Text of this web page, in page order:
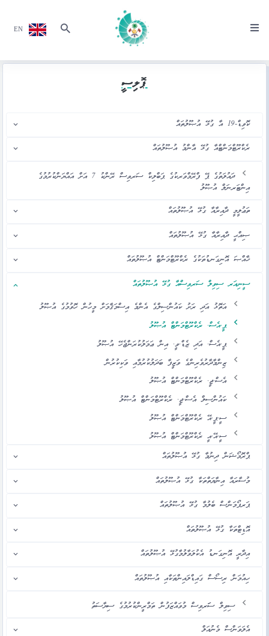
EN
ޕޮލިސީ
ކޮވިޑް-19 އާ ގުޅޭ އުޞޫލުތައް
ރެކްރޫޓްމަންޓްއާ ގުޅޭ އާންމު އުޞޫލުތައް
ދައުލަތުގެ ޕޭ ފްރޭމްވަރކުގެ ޕަބްލިކް ސަރވިސް ރޭންކު 7 އަށް އައްޔަންކުރުމުގެ
އިންޓަރނަލް އުޞޫލު
ތަޢުލީމީ ދާއިރާއާ ގުޅޭ އުޞޫލުތައް
ޞިއްޙީ ދާއިރާއާ ގުޅޭ އުޞޫލުތައް
ޚާއްޞަ އޮނިގަނޑުތަކުގެ ރެކްރޫޓްމަންޓް އުޞޫލުތައް
ސީނިއަރ ސިވިލް ސަރވިސްއާ ގުޅޭ އުޞޫލުތައް
އަތޮޅު އަދި ރަށު ކައުންސިލްގެ އެންމެ އިސްމަޤާމަށް މީހުން ހޮވުމުގެ އުޞޫލު
ޕީ.އެސް. ރެކްރޫޓްމަންޓް އުޞޫލު
ޕީ.އެސް. އަދި ޒެޑް.ވީ. އިން ޢަމަލުކުރަންޖެހޭ އުޞޫލު
ޒިންމާދާރުވެރިންގެ ވަޒީފާ ބަދަލުކުރުމާއި ވަކިކުރުން
އެސް.ޖީ. ރެކްރޫޓްމަންޓް އުޞޫލު
ކައުންސިލް އެސް.ޖީ. ރެކްރޫޓްމަންޓް އުޞޫލު
ސީ.ޕީ.އޭ ރެކްރޫޓްމަންޓް އުޞޫލު
ސީ.އޭ.އީ ރެކްރޫޓްމަންޓް އުޞޫލު
ޕްރޮމޯޝަން ދިނުމާ ގުޅޭ އުޞޫލުތައް
މުސާރައާ އިނާޔަތްތަކާ ގުޅޭ އުޞޫލުތައް
ޕަރފޯމަންސް ބެލުމާ ގުޅޭ އުޞޫލުތައް
އޮޑިޓްތަކާ ގުޅޭ އުޞޫލުތައް
އިދާރީ އޮނިގަނޑު އެކުލަވާލުމާގުޅޭ އުޞޫލުތައް
ހިއުމަން ރިސޯސް ގައިޑްލައިންތަކާއި އުޞޫލުތައް
ސިވިލް ސަަރވިސް މުވައްޒަފުން ތަމްރީންކުރުމުގެ ސިޔާސަތު
އެލަވަންސް މެނުއަލް